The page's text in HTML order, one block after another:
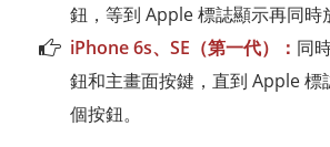
鈕，等到 Apple 標誌顯示再同時
iPhone 6s、SE（第一代）： 同
鈕和主畫面按鍵，直到 Apple 標
個按鈕。